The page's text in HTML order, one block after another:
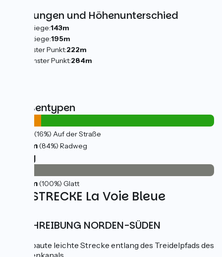
Steigungen und Höhenunterschied
Anstiege:143m
Abstiege:195m
Tiefster Punkt:222m
Höchster Punkt:284m
Straßentypen
(16%) Auf der Straße
23km(84%) Radweg
Belag
27km(100%) Glatt
DIE STRECKE La Voie Bleue
BESCHREIBUNG NORDEN-SÜDEN
Ausgebaute leichte Strecke entlang des Treidelpfads des
Vogesenkanals.